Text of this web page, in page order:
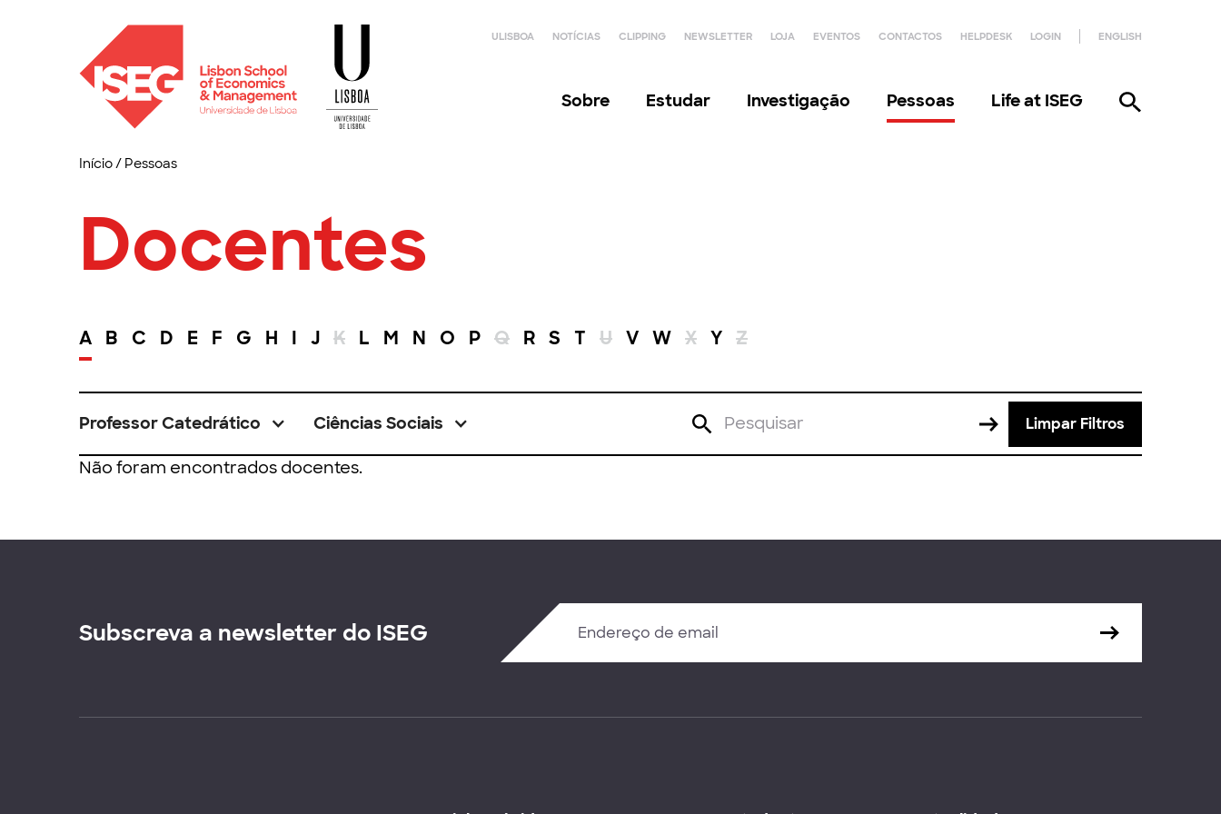
ULISBOA NOTÍCIAS CLIPPING NEWSLETTER LOJA EVENTOS CONTACTOS HELPDESK LOGIN ENGLISH
Sobre Estudar Investigação Pessoas Life at ISEG
Início/ Pessoas
Docentes
A B C D E F G H I J K L M N O P Q R S T U V W X Y Z
Professor Catedrático Ciências Sociais Limpar Filtros
Não foram encontrados docentes.
Subscreva a newsletter do ISEG